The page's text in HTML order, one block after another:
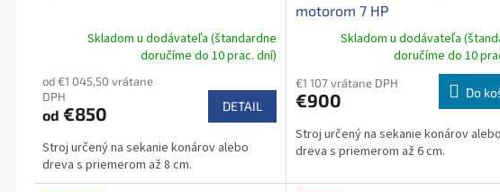
Skladom u dodávateľa (štandardne
doručíme do 10 prac. dní)
od €1 045,50 vrátane
DPH
od €850 DETAIL
Stroj určený na sekanie konárov alebo
dreva s priemerom až 8 cm.
motorom 7 HP
Skladom u dodávateľa
doručíme do 10
€1 107 vrátane DPH
€900 Do
Stroj určený na sekanie konárov alebo
dreva s priemerom až 6 cm.